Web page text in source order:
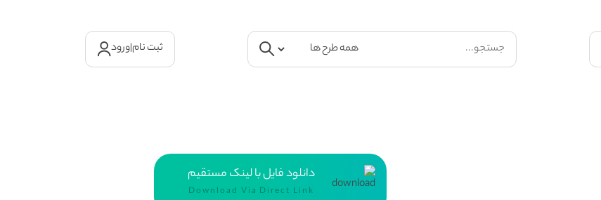
ثبت نام|ورود
دانلود فایل با لینک مستقیم
Download Via Direct Link